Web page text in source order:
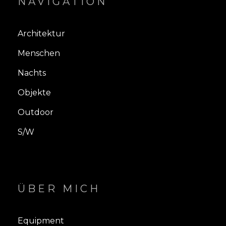
Architektur
Menschen
Nachts
Objekte
Outdoor
S/W
ÜBER MICH
Equipment